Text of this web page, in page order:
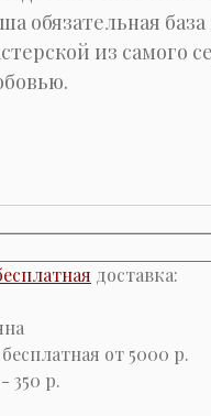
обязательная
из самого
доставка:
от 5000 р.
350 р.